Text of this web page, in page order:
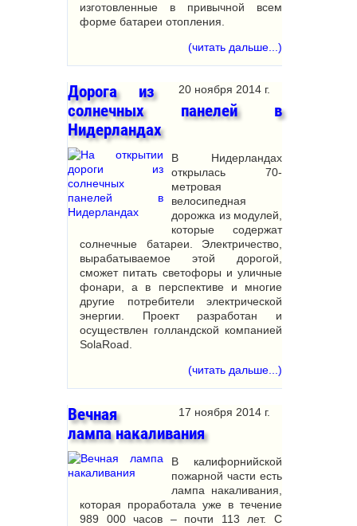
изготовленные в привычной всем
форме батареи отопления.
(читать дальше...)
20 ноября 2014 г.
Дорога из
солнечных панелей в
Нидерландах
В Нидерландах
открылась 70-
метровая
велосипедная
дорожка из модулей,
которые содержат
солнечные батареи. Электричество,
вырабатываемое этой дорогой,
сможет питать светофоры и уличные
фонари, а в перспективе и многие
другие потребители электрической
энергии. Проект разработан и
осуществлен голландской компанией
SolaRoad.
(читать дальше...)
17 ноября 2014 г.
Вечная
лампа накаливания
В калифорнийской
пожарной части есть
лампа накаливания,
которая проработала уже в течение
989 000 часов – почти 113 лет. С